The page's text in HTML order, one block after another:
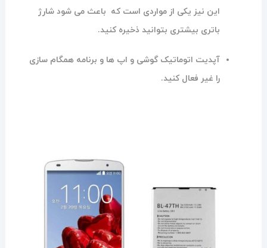
این نیز یکی از مواردی است که باعث می شود شارژ
باتری بیشتری بتوانید ذخیره کنید.
آپدیت اتوماتیک گوشی و اپ ها و برنامه همگام سازی
را غیر فعال کنید.